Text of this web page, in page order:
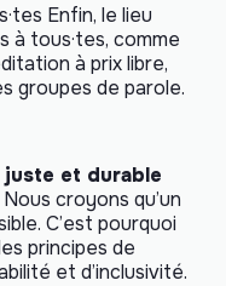
·tes Enfin, le lieu
à tous·tes, comme
à prix libre,
groupes de parole.
juste et durable
Nous croyons qu’un
C’est pourquoi
principes de
et d’inclusivité.